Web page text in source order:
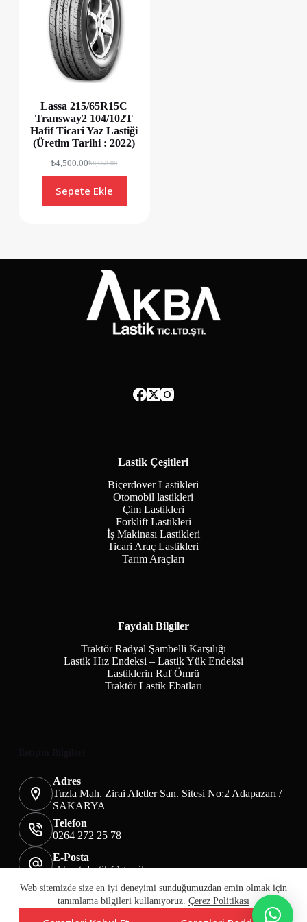
Web sitemizde size en iyi deneyimi sunduğumuzdan emin olmak için
tanımlama bilgileri kullanıyoruz. Çerez Politikası
Lassa 215/65R15C
Transway2 104/102T
Hafif Ticari Yaz Lastiği
(Üretim Tarihi : 2022)
₺8,658.00
₺4,500.00
Sepete Ekle
Lastik Çeşitleri
Biçerdöver Lastikleri
Otomobil lastikleri
Çim Lastikleri
Forklift Lastikleri
İş Makinası Lastikleri
Ticari Araç Lastikleri
Tarım Araçları
Faydalı Bilgiler
Traktör Radyal Şambelli Karşılığı
Lastik Hız Endeksi – Lastik Yük Endeksi
Lastiklerin Raf Ömrü
Traktör Lastik Ebatları
Adres
Tuzla Mah. Zirai Aletler San. Sitesi No:2 Adapazarı /
SAKARYA
Telefon
0264 272 25 78
E-Posta
akbaotolastik@gmail.com
Mesafeli Satış Sözleşmesi
Teslimat&İade
Üyelik KVKK Sayfası
Çerez Politikası